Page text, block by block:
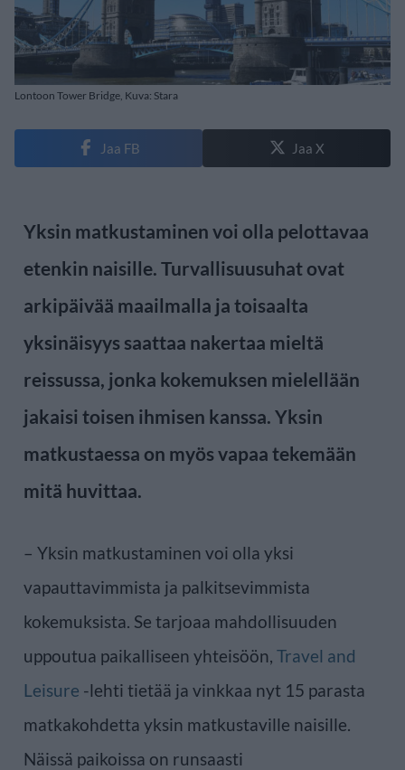
Lontoon Tower Bridge, Kuva: Stara
Jaa FB Jaa X
Yksin matkustaminen voi olla pelottavaa
etenkin naisille. Turvallisuusuhat ovat
arkipäivää maailmalla ja toisaalta
yksinäisyys saattaa nakertaa mieltä
reissussa, jonka kokemuksen mielellään
jakaisi toisen ihmisen kanssa. Yksin
matkustaessa on myös vapaa tekemään
mitä huvittaa.
– Yksin matkustaminen voi olla yksi
vapauttavimmista ja palkitsevimmista
kokemuksista. Se tarjoaa mahdollisuuden
uppoutua paikalliseen yhteisöön, Travel and
Leisure -lehti tietää ja vinkkaa nyt 15 parasta
matkakohdetta yksin matkustaville naisille.
Näissä paikoissa on runsaasti